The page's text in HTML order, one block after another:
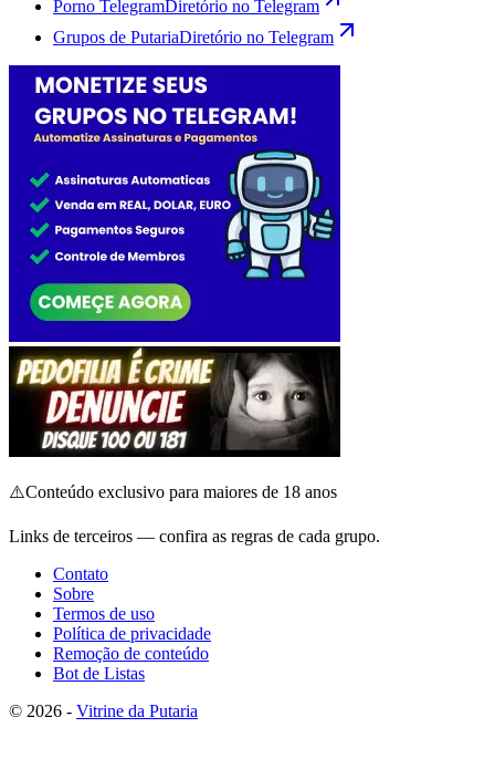
Porno TelegramDiretório no Telegram
Grupos de PutariaDiretório no Telegram
⚠️Conteúdo exclusivo para maiores de 18 anos
Links de terceiros — confira as regras de cada grupo.
Contato
Sobre
Termos de uso
Política de privacidade
Remoção de conteúdo
Bot de Listas
© 2026 - Vitrine da Putaria